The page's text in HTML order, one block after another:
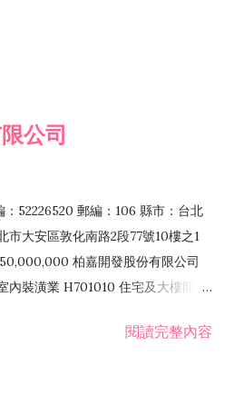
公司
52226520 郵編：106 縣市：台北
市大安區敦化南路2段77號10樓之1
柏嘉開發股份有限公司
內裝潢業 H701010 住宅及大樓開發
H703100 不動產租賃業 I503010
閱讀完整內容